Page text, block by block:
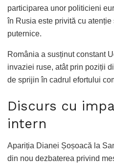
participarea unor politicieni
în Rusia este privită cu
puternice.
România a susținut constant
invaziei ruse, atât prin poziții
de sprijin în cadrul efortului
Discurs cu
intern
Apariția Dianei Șoșoacă la
din nou dezbaterea privind